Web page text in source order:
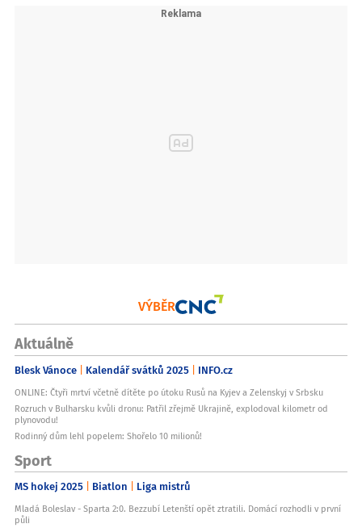
VÝBĚR
Aktuálně
Blesk Vánoce Kalendář svátků 2025 INFO.cz
ONLINE: Čtyři mrtví včetně dítěte po útoku Rusů na Kyjev a Zelenskyj v Srbsku
Rozruch v Bulharsku kvůli dronu: Patřil zřejmě Ukrajině, explodoval kilometr od
plynovodu!
Rodinný dům lehl popelem: Shořelo 10 milionů!
Sport
MS hokej 2025 Biatlon Liga mistrů
Mladá Boleslav - Sparta 2:0. Bezzubí Letenští opět ztratili. Domácí rozhodli v první
půli